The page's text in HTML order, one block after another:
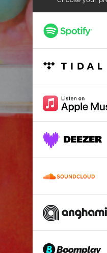
Beztrosko
Obcy
Memories
Vice City
Biegnę
Bladzi ludzie
Od nowa